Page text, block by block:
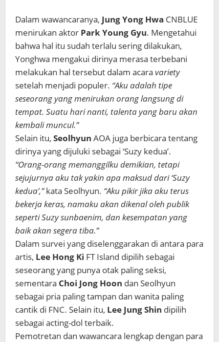
Dalam wawancaranya, Jung Yong Hwa CNBLUE
menirukan aktor Park Young Gyu. Mengetahui
bahwa hal itu sudah terlalu sering dilakukan,
Yonghwa mengakui dirinya merasa terbebani
melakukan hal tersebut dalam acara variety
setelah menjadi populer. “Aku adalah tipe
seseorang yang menirukan orang langsung di
tempat. Suatu hari nanti, talenta yang baru akan
kembali muncul.”
Selain itu, Seolhyun AOA juga berbicara tentang
dirinya yang dijuluki sebagai ‘Suzy kedua’.
“Orang-orang memanggilku demikian, tetapi
sejujurnya aku tak yakin apa maksud dari ‘Suzy
kedua’,”kata Seolhyun. “Aku pikir jika aku terus
bekerja keras, namaku akan dikenal oleh publik
seperti Suzy sunbaenim, dan kesempatan yang
baik akan segera tiba.”
Dalam survei yang diselenggarakan di antara para
artis, Lee Hong Ki FT Island dipilih sebagai
seseorang yang punya otak paling seksi,
sementara Choi Jong Hoon dan Seolhyun
sebagai pria paling tampan dan wanita paling
cantik di FNC. Selain itu, Lee Jung Shin dipilih
sebagai acting-dol terbaik.
Pemotretan dan wawancara lengkap dengan para